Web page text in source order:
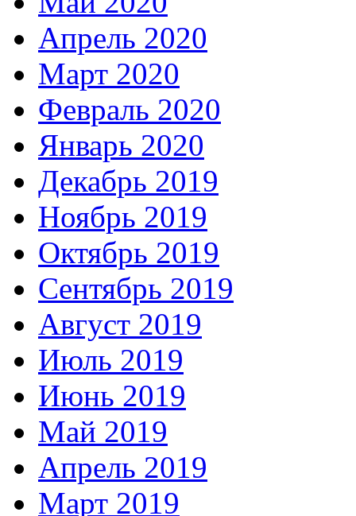
Апрель 2020
Март 2020
Февраль 2020
Январь 2020
Декабрь 2019
Ноябрь 2019
Октябрь 2019
Сентябрь 2019
Август 2019
Июль 2019
Июнь 2019
Май 2019
Апрель 2019
Март 2019